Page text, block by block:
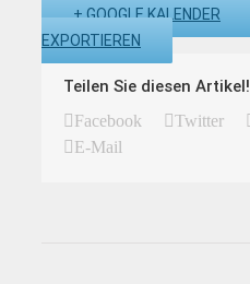
+ GOOGLE KALENDER
EXPORTIEREN
Teilen Sie diesen Artikel!
Facebook Twitter
E-Mail